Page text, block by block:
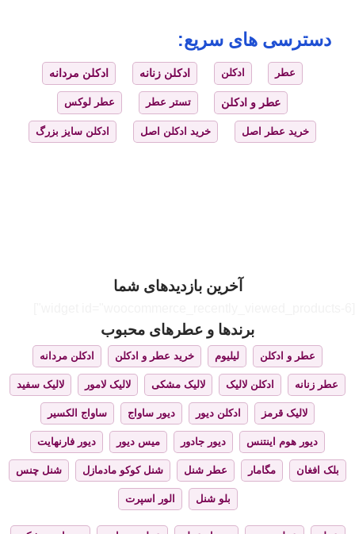
دسترسی های سریع:
عطر ادکلن ادکلن زنانه ادکلن مردانه
عطر و ادکلن تستر عطر عطر لوکس
خرید عطر اصل خرید ادکلن اصل ادکلن سایز بزرگ
آخرین بازدیدهای شما
برندها و عطرهای محبوب
عطر و ادکلن لیلیوم خرید عطر و ادکلن ادکلن مردانه
عطر زنانه ادکلن لالیک لالیک مشکی لالیک لامور لالیک سفید
لالیک قرمز ادکلن دیور دیور ساواج ساواج الکسیر
دیور هوم اینتنس دیور جادور میس دیور دیور فارنهایت
بلک افغان مگامار عطر شنل شنل کوکو مادمازل شنل چنس
بلو شنل الور اسپرت